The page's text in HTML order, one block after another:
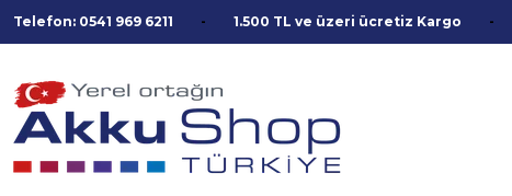
Telefon: 0541 969 6211 1.500 TL ve üzeri ücretiz Kargo